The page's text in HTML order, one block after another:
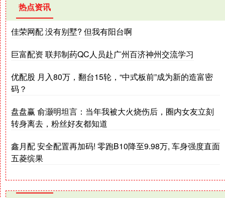
热点资讯
佳荣网配 没有别墅? 但我有阳台啊
巨富配资 联邦制药QC人员赴广州百济神州交流学习
优配股 月入80万，翻台15轮，“中式板前”成为新的造富密
码？
盘盘赢 俞灏明坦言：当年我被大火烧伤后，圈内女友立刻
转身离去，粉丝好友都知道
鑫月配 安全配置再加码! 零跑B10降至9.98万, 车身强度直面
五菱缤果